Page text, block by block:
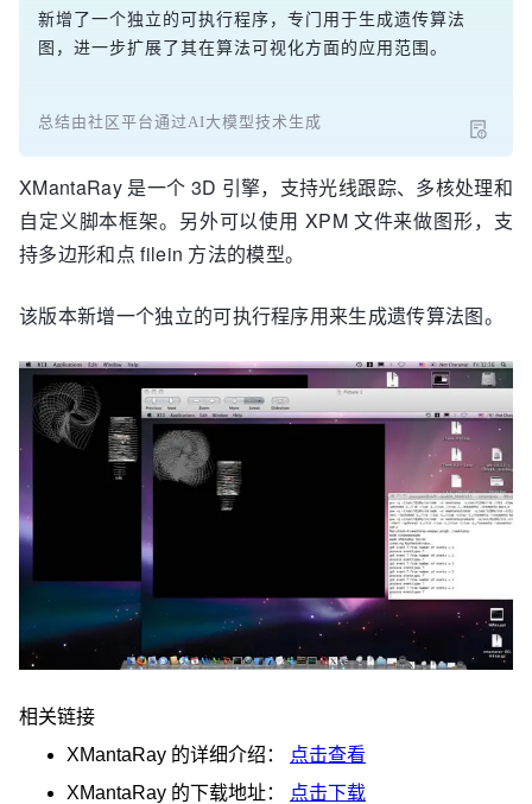
新增了一个独立的可执行程序，专门用于生成遗传算法
图，进一步扩展了其在算法可视化方面的应用范围。
总结由社区平台通过AI大模型技术生成
XMantaRay 是一个 3D 引擎，支持光线跟踪、多核处理和
自定义脚本框架。另外可以使用 XPM 文件来做图形，支
持多边形和点 filein 方法的模型。
该版本新增一个独立的可执行程序用来生成遗传算法图。
相关链接
XMantaRay 的详细介绍：
点击查看
XMantaRay 的下载地址： 点击下载